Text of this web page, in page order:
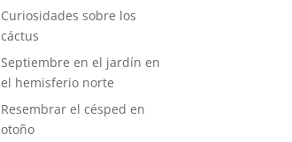
Curiosidades sobre los
cáctus
Septiembre en el jardín en
el hemisferio norte
Resembrar el césped en
otoño